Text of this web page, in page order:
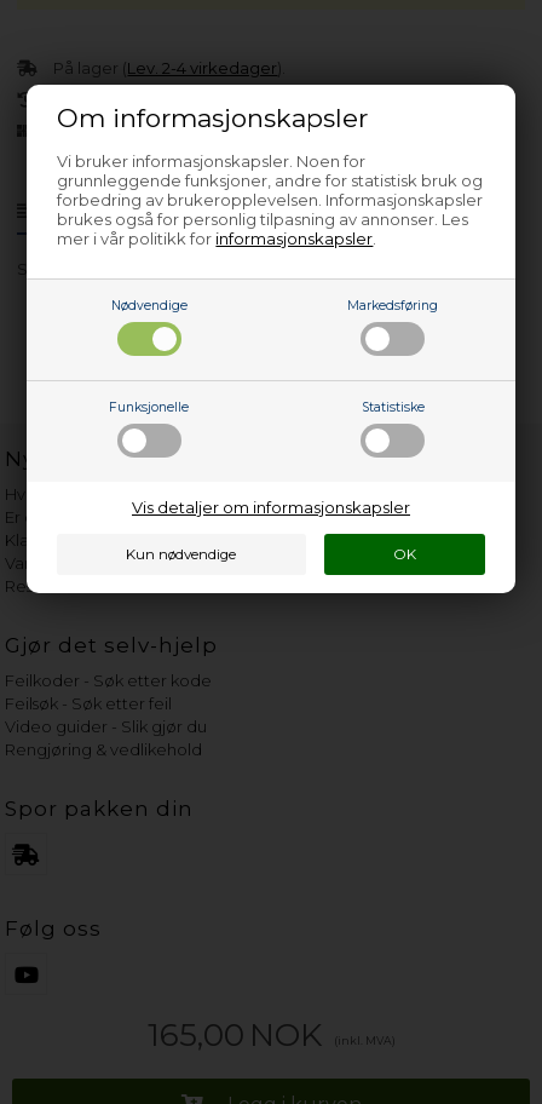
Om informasjonskapsler
Vi bruker informasjonskapsler. Noen for
grunnleggende funksjoner, andre for statistisk bruk og
forbedring av brukeropplevelsen. Informasjonskapsler
brukes også for personlig tilpasning av annonser. Les
mer i vår politikk for informasjonskapsler
Nødvendige Markedsføring
Funksjonelle Statistiske
Vis detaljer om informasjonskapsler
Produktinfo Spørsmål om varen?
ST2KB2BP - 2KM2BP - 4610003
165,00 NOK (inkl. MVA)
På lager (Lev. 2-4 virkedager).
Siden 2013
Nyttige lenker
Hvor gammelt er apparatet mitt?
Er det verdt å reparere?
Klage på bassengrobot
Vannets hardhetsgrad
Reservedeler etter merke
Gjør det selv-hjelp
Feilkoder - Søk etter kode
Feilsøk - Søk etter feil
Video guider - Slik gjør du
Rengjøring & vedlikehold
Spor pakken din
Følg oss